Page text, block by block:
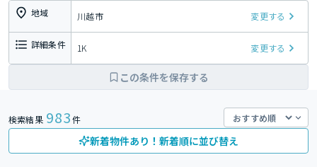
地域 川越市 変更する
詳細条件 1K 変更する
この条件を保存する
検索結果 983件
新着物件あり！新着順に並び替え